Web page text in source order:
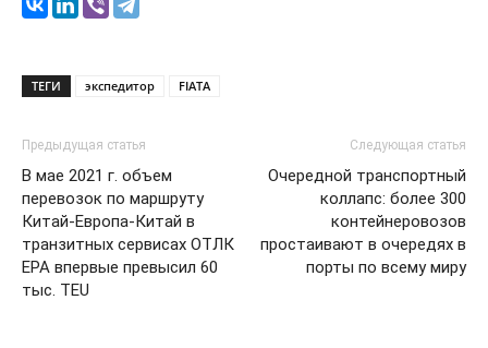
ТЕГИ экспедитор FIATA
Предыдущая статья
В мае 2021 г. объем
перевозок по маршруту
Китай-Европа-Китай в
транзитных сервисах ОТЛК
ЕРА впервые превысил 60
тыс. TEU
Следующая статья
Очередной транспортный
коллапс: более 300
контейнеровозов
простаивают в очередях в
порты по всему миру